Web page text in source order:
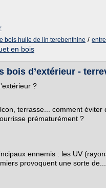
bois huile de lin terebenthine /
en bois
bois d’extérieur -
?
terrasse... comment éviter
prématurément ?
ennemis : les UV
provoquent une sorte de...